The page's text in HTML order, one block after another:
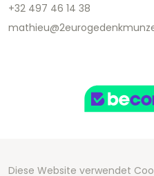
+32 497 46 14 38
Copyright 2026 We
Diese Website verwendet